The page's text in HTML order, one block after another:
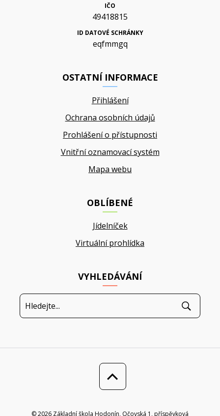
IČO
49418815
ID DATOVÉ SCHRÁNKY
eqfmmgq
OSTATNÍ INFORMACE
Přihlášení
Ochrana osobních údajů
Prohlášení o přístupnosti
Vnitřní oznamovací systém
Mapa webu
OBLÍBENÉ
Jídelníček
Virtuální prohlídka
VYHLEDÁVÁNÍ
© 2026 Základní škola Hodonín, Očovská 1, příspěvková